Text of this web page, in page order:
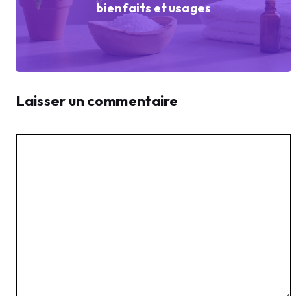
bienfaits et usages
Laisser un commentaire